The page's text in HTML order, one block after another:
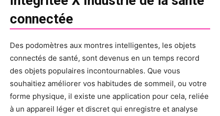
connectée
Des podomètres aux montres intelligentes, les objets
connectés de santé, sont devenus en un temps record
des objets populaires incontournables. Que vous
souhaitiez améliorer vos habitudes de sommeil, ou votre
forme physique, il existe une application pour cela, reliée
à un appareil léger et discret qui enregistre et analyse